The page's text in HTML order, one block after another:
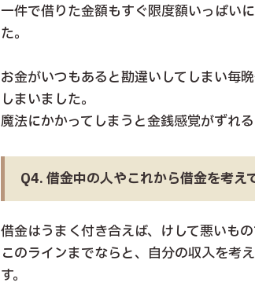
一件で借りた金額もすぐ限度額いっぱい
た。
お金がいつもあると勘違いしてしまい毎
しまいました。
魔法にかかってしまうと金銭感覚がずれる
Q4. 借金中の人やこれから借金を考え
借金はうまく付き合えば、けして悪いもの
このラインまでならと、自分の収入を考
す。